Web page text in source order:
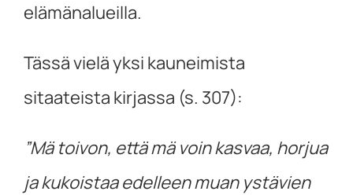
elämänalueilla.
Tässä vielä yksi kauneimista
sitaateista kirjassa (s. 307):
”Mä toivon, että mä voin kasvaa, horjua
ja kukoistaa edelleen muan ystävien